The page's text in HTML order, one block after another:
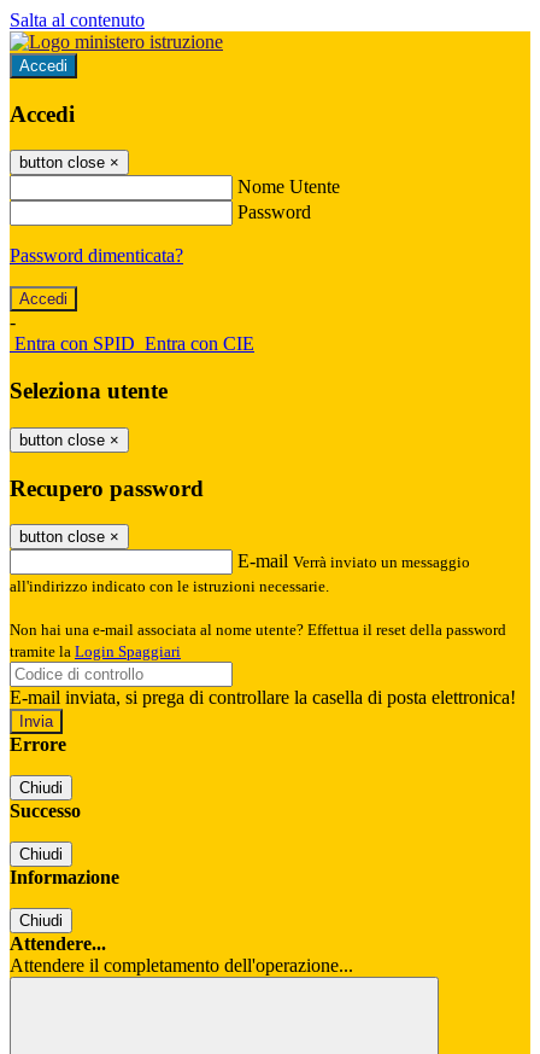
Salta al contenuto
Accedi
Accedi
button close ×
Nome Utente
Password
Password dimenticata?
-
Entra con SPID Entra con CIE
Seleziona utente
button close ×
Recupero password
button close ×
E-mail Verrà inviato un messaggio
all'indirizzo indicato con le istruzioni necessarie.
Non hai una e-mail associata al nome utente? Effettua il reset della password
tramite la Login Spaggiari
E-mail inviata, si prega di controllare la casella di posta elettronica!
Errore
Chiudi
Successo
Chiudi
Informazione
Chiudi
Attendere...
Attendere il completamento dell'operazione...